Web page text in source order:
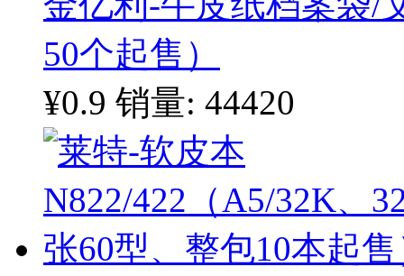
50个起售）
¥0.9 销量: 44420